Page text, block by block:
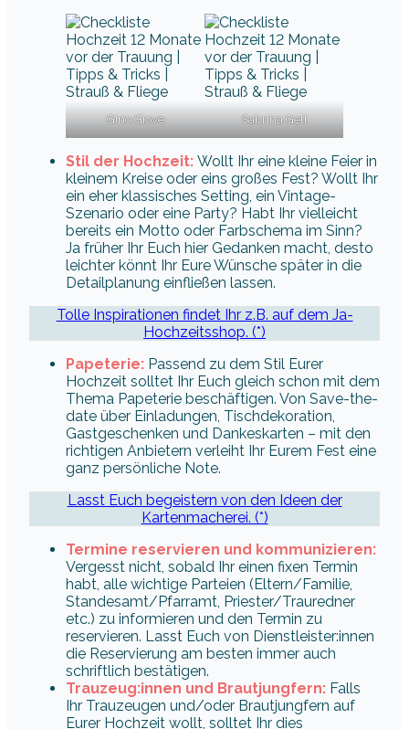
Gino Giove Sabrina Gell
Stil der Hochzeit: Wollt Ihr eine kleine Feier in
kleinem Kreise oder eins großes Fest? Wollt Ihr
ein eher klassisches Setting, ein Vintage-
Szenario oder eine Party? Habt Ihr vielleicht
bereits ein Motto oder Farbschema im Sinn?
Ja früher Ihr Euch hier Gedanken macht, desto
leichter könnt Ihr Eure Wünsche später in die
Detailplanung einfließen lassen.
Tolle Inspirationen findet Ihr z.B. auf dem Ja-
Hochzeitsshop. (*)
Papeterie: Passend zu dem Stil Eurer
Hochzeit solltet Ihr Euch gleich schon mit dem
Thema Papeterie beschäftigen. Von Save-the-
date über Einladungen, Tischdekoration,
Gastgeschenken und Dankeskarten – mit den
richtigen Anbietern verleiht Ihr Eurem Fest eine
ganz persönliche Note.
Lasst Euch begeistern von den Ideen der
Kartenmacherei. (*)
Termine reservieren und kommunizieren:
Vergesst nicht, sobald Ihr einen fixen Termin
habt, alle wichtige Parteien (Eltern/Familie,
Standesamt/Pfarramt, Priester/Trauredner
etc.) zu informieren und den Termin zu
reservieren. Lasst Euch von Dienstleister:innen
die Reservierung am besten immer auch
schriftlich bestätigen.
Trauzeug:innen und Brautjungfern: Falls
Ihr Trauzeugen und/oder Brautjungfern auf
Eurer Hochzeit wollt, solltet Ihr dies